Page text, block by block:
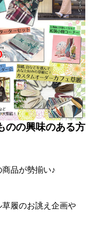
のの興味のある方
品が勢揃い♪
履のお誂え企画や